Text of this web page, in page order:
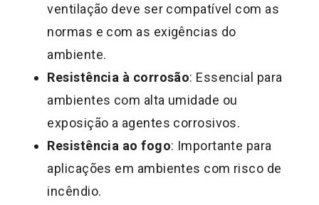
ventilação deve ser compatível com as
normas e com as exigências do
ambiente.
Resistência à corrosão: Essencial para
ambientes com alta umidade ou
exposição a agentes corrosivos.
Resistência ao fogo: Importante para
aplicações em ambientes com risco de
incêndio.